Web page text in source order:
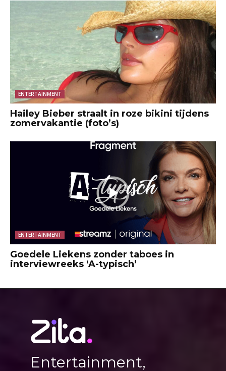
ENTERTAINMENT
Hailey Bieber straalt in roze bikini tijdens
zomervakantie (foto’s)
ENTERTAINMENT
Goedele Liekens zonder taboes in
interviewreeks ‘A-typisch’
Entertainment,